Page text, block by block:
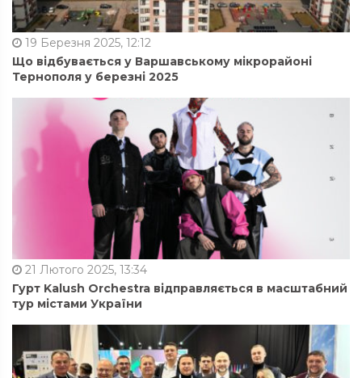
19 Березня 2025, 12:12
Що відбувається у Варшавському мікрорайоні
Тернополя у березні 2025
21 Лютого 2025, 13:34
Гурт Kalush Orchestra відправляється в масштабний
тур містами України